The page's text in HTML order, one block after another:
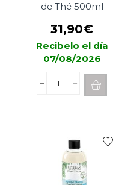
de Thé 500ml
31,90€
Recibelo el día
07/08/2026
Recarga
Mikado
Thé
500ml
cantidad